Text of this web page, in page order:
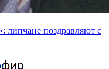
липчане поздравляют с